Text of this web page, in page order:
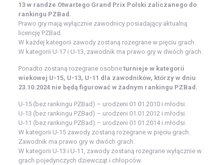
13 w randze Otwartego Grand Prix Polski zaliczanego do
rankingu PZBad.
Prawo gry mają wyłącznie zawodnicy posiadający aktualną
licencję PZBad.
W każdej kategorii zawody zostaną rozegrane w pięciu grach.
W kategorii U-17 i U-13, zawodnik ma prawo gry w dwóch grach.
Ponadto zostaną rozegrane osobne turnieje w kategorii
wiekowej U-15, U-13, U-11 dla zawodników, którzy w dniu
23.10.2024 nie będą figurować w żadnym rankingu PZBad.
U-15 (bez rankingu PZBad) – urodzeni 01.01.2010 i młodsi.
U-13 (bez rankingu PZBad) – urodzeni 01.01.2012 i młodsi.
U-11 (bez rankingu PZBad) – urodzeni 01.01.2014 i młodsi.
W kategorii U-15 zawody zostaną rozegrane w pięciu grach.
Zawodnik ma prawo gry w dwóch grach.
W kategorii U-13 i U-11, zawody zostaną rozegrane wyłącznie w
grach pojedynczych dziewcząt i chłopców.